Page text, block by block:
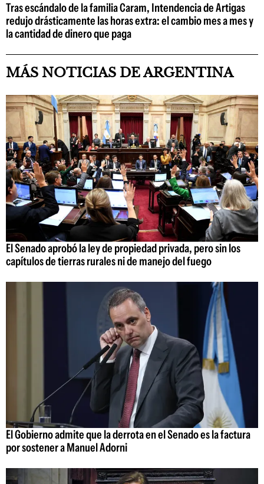
Tras escándalo de la familia Caram, Intendencia de Artigas
redujo drásticamente las horas extra: el cambio mes a mes y
la cantidad de dinero que paga
MÁS NOTICIAS DE ARGENTINA
El Senado aprobó la ley de propiedad privada, pero sin los
capítulos de tierras rurales ni de manejo del fuego
El Gobierno admite que la derrota en el Senado es la factura
por sostener a Manuel Adorni